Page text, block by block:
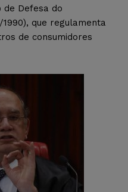
de Defesa do
1990), que regulamenta
de consumidores